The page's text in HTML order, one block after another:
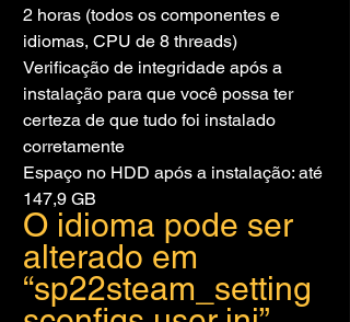
2 horas (todos os componentes e
idiomas, CPU de 8 threads)
Verificação de integridade após a
instalação para que você possa ter
certeza de que tudo foi instalado
corretamente
Espaço no HDD após a instalação: até
147,9 GB
O idioma pode ser
alterado em
“sp22steam_setting